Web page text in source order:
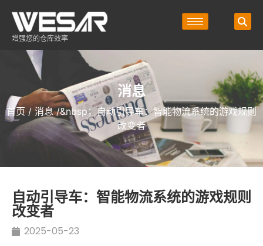
增强您的仓库效率
消息
首页/消息/&nbsp；自动引导车：智能物流系统的游戏规则
改变者
自动引导车：智能物流系统的游戏规则
改变者
2025-05-23